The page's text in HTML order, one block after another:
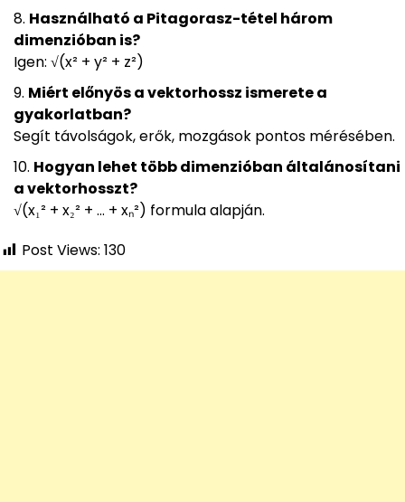
Használható a Pitagorasz-tétel három
dimenzióban is?
Igen: √(x² + y² + z²)
Miért előnyös a vektorhossz ismerete a
gyakorlatban?
Segít távolságok, erők, mozgások pontos mérésében.
Hogyan lehet több dimenzióban általánosítani
a vektorhosszt?
√(x₁² + x₂² + … + xₙ²) formula alapján.
Post Views: 130